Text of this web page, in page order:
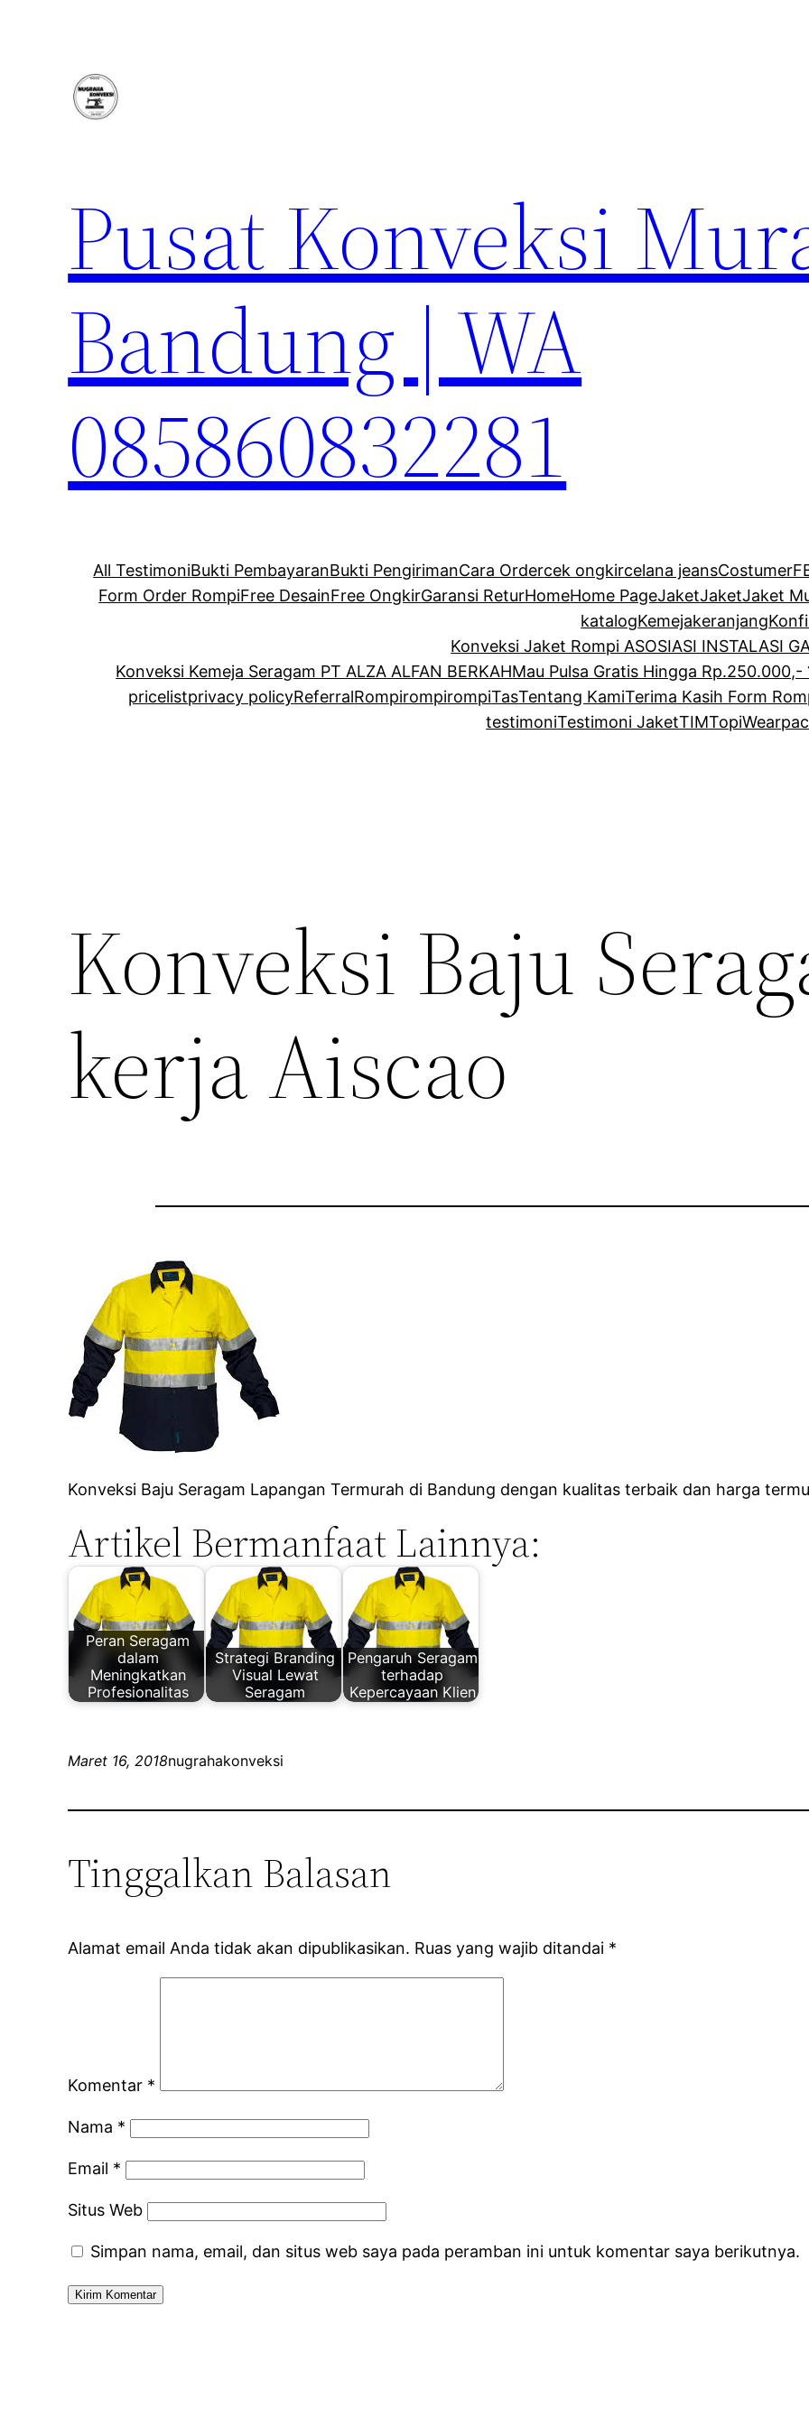
Pusat Konveksi
Bandung | WA
085860832281
All TestimoniBukti PembayaranBukti PengirimanCara Ordercek ongkircelana jeansCostumer
Form Order RompiFree DesainFree OngkirGaransi ReturHomeHome PageJaketJaketJaket
katalogKemejakeranjang
Konveksi Jaket Rompi ASOSIASI INSTALASI
Konveksi Kemeja Seragam PT ALZA ALFAN BERKAHMau Pulsa Gratis Hingga Rp.250.000,-
pricelistprivacy policyReferralRompirompirompiTasTentang KamiTerima Kasih Form
testimoniTestimoni JaketTIMTopi
Konveksi Baju
kerja Aiscao
Konveksi Baju Seragam Lapangan Termurah di Bandung dengan kualitas terbaik dan harga
Artikel Bermanfaat Lainnya:
Peran Seragam
dalam
Meningkatkan
Profesionalitas
Strategi Branding
Visual Lewat
Seragam
Pengaruh Seragam
terhadap
Kepercayaan Klien
Maret 16, 2018nugrahakonveksi
Tinggalkan Balasan
Alamat email Anda tidak akan dipublikasikan. Ruas yang wajib ditandai *
Komentar *
Nama *
Email *
Situs Web
Simpan nama, email, dan situs web saya pada peramban ini untuk komentar saya berikutnya.